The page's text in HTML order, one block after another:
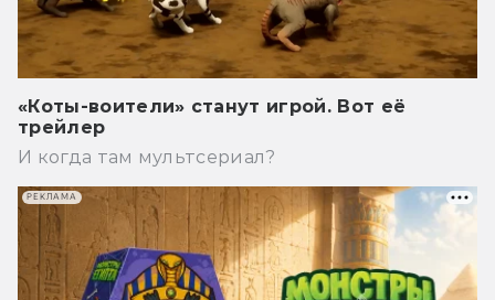
«Коты-воители» станут игрой. Вот её
трейлер
И когда там мультсериал?
РЕКЛАМА